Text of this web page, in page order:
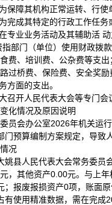
保障其机构正常运转、行
完成其特定的行政工作任
专业业务活动及其辅助活
指部门（单位）使用财政
费、培训费、公杂费等支
过桥费、保险费、安全奖
方面的支出。
召开人民代表大会等专门会
化情况及原因说明
员会办公室2026年机关运
门预算编制方案规定，导
况
姚县人民代表大会常务委
，其他资产0.00元。与上
；报废报损资产0项，账面
有使用精准数据，需在完